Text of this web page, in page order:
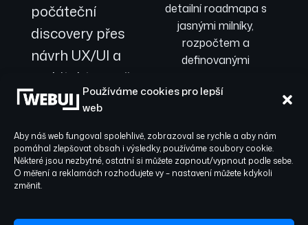
Používáme cookies pro lepší
web
Aby náš web fungoval spolehlivě, zobrazoval se rychle a aby nám
pomáhal zlepšovat obsah i výsledky, používáme soubory cookie.
Některé jsou nezbytné, ostatní si můžete zapnout/vypnout podle sebe.
O měření a reklamách rozhodujete vy – nastavení můžete kdykoli
změnit.
počáteční
discovery přes
návrh UX/UI a
architekturu až po
samotnou
strategii růstu.
Každý krok je
pečlivě postaven
detailní roadmapa s
jasnými milníky,
rozpočtem a
definovanými
přesně víte, co a kdy od
přístupem eliminujeme
nejistotu, která často
provází projekty u méně
zkušených dodavatelů v